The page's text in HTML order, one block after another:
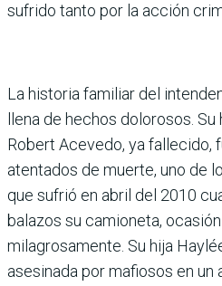
sufrido tanto por la acción
La historia familiar del
llena de hechos dolorosos.
Robert Acevedo, ya fallecido,
atentados de muerte, uno de
que sufrió en abril del 2010
balazos su camioneta,
milagrosamente. Su hija
asesi­nada por mafiosos en un